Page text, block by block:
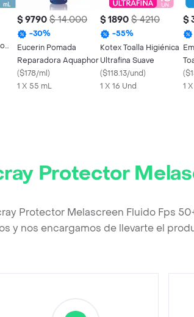
$ 9790 $ 14.000
-30%
Eucerin Pomada
Reparadora Aquaphor
($178/ml)
1 X 55 mL
$ 1890 $ 4210
-55%
Kotex Toalla Higiénica
Ultrafina Suave
($118.13/und)
1 X 16 Und
$
(
1
Protector
Protector Melascreen Fluido Fps
y nos encargamos de llevarte el